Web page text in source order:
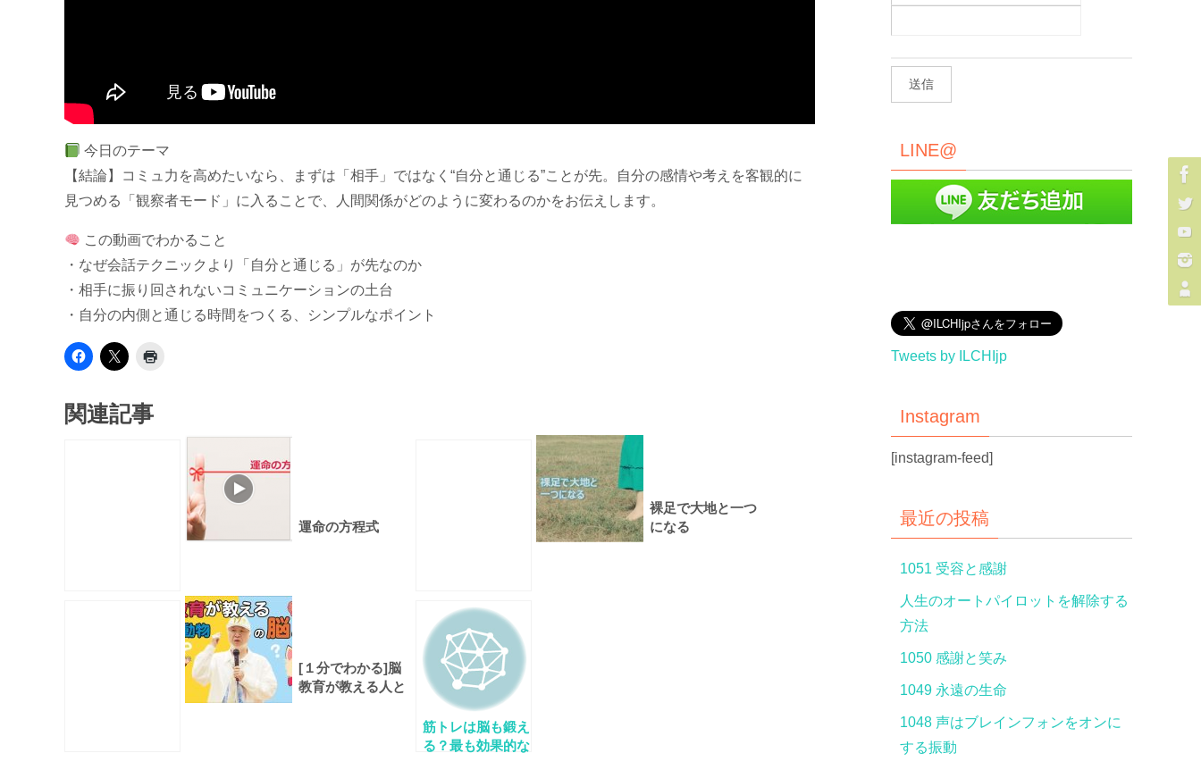
今日のテーマ
【結論】コミュ力を高めたいなら、まずは「相手」ではなく“自分と通じる”ことが先。自分の感情や考えを客観的に
見つめる「観察者モード」に入ることで、人間関係がどのように変わるのかをお伝えします。
この動画でわかること
・なぜ会話テクニックより「自分と通じる」が先なのか
・相手に振り回されないコミュニケーションの土台
・自分の内側と通じる時間をつくる、シンプルなポイント
関連記事
運命の方程式
裸足で大地と一つ
になる
[１分でわかる]脳
教育が教える人と
筋トレは脳も鍛え
る？最も効果的な
LINE@
Tweets by ILCHIjp
Instagram
[instagram-feed]
最近の投稿
1051 受容と感謝
人生のオートパイロットを解除する
方法
1050 感謝と笑み
1049 永遠の生命
1048 声はブレインフォンをオンに
する振動